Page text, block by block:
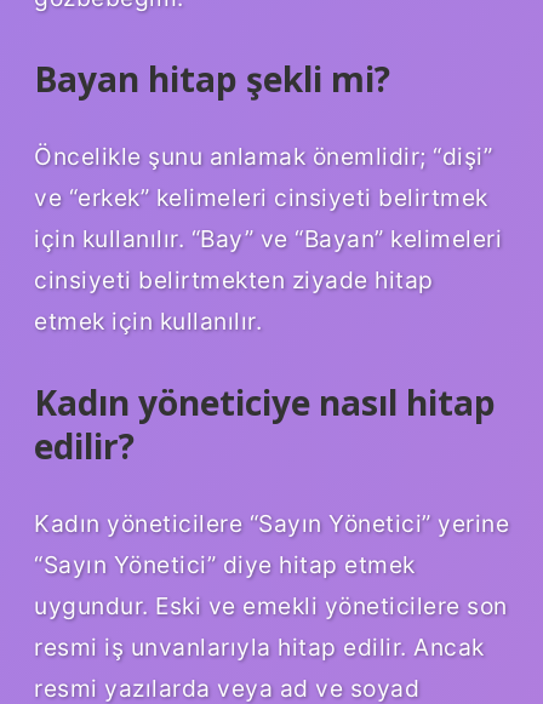
Bayan hitap şekli mi?
Öncelikle şunu anlamak önemlidir; “dişi”
ve “erkek” kelimeleri cinsiyeti belirtmek
için kullanılır. “Bay” ve “Bayan” kelimeleri
cinsiyeti belirtmekten ziyade hitap
etmek için kullanılır.
Kadın yöneticiye nasıl hitap
edilir?
Kadın yöneticilere “Sayın Yönetici” yerine
“Sayın Yönetici” diye hitap etmek
uygundur. Eski ve emekli yöneticilere son
resmi iş unvanlarıyla hitap edilir. Ancak
resmi yazılarda veya ad ve soyad